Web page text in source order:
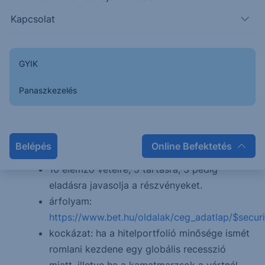
Kapcsolat
GYIK
Panaszkezelés
Belépés Online Befektetés
növelése érdekében.
A bank tőkemegfelelése és
jövedelmezősége is Európa élvonalába
A 12 hónapos konszenzus szerinti célár
11.001 forint.
10 elemző vételre, 5 tartásra, 3 pedig
eladásra javasolja a részvényeket.
árfolyam:
https://www.bet.hu/oldalak/ceg_adatlap/
kockázat: ha a hitelportfolió minősége ismét
romlani kezdene egy globális recesszió